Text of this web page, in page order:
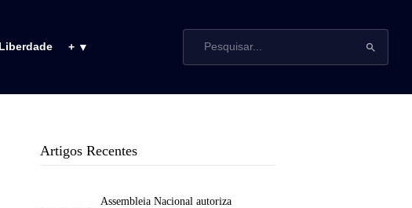
Liberdade + ▼
Artigos Recentes
Assembleia Nacional autoriza